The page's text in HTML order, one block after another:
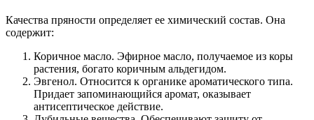
Качества пряности определяет ее химический состав. Она
содержит:
Коричное масло. Эфирное масло, получаемое из коры
растения, богато коричным альдегидом.
Эвгенол. Относится к органике ароматического типа.
Придает запоминающийся аромат, оказывает
антисептическое действие.